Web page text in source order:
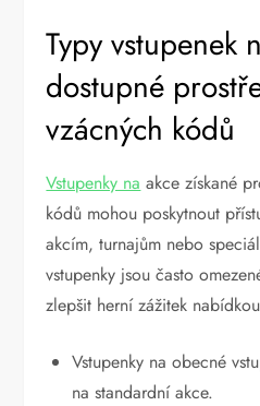
Typy vstupenek
dostupné
vzácných kódů
Vstupenky na akce získané
kódů mohou poskytnout
akcím, turnajům nebo
vstupenky jsou často
zlepšit herní zážitek
Vstupenky na obecné
na standardní akce.